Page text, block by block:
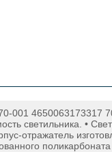
001 4650063173317
светильника. •
отражатель